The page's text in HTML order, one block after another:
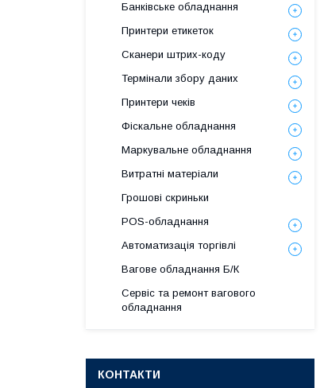
Банківське обладнання
Принтери етикеток
Сканери штрих-коду
Термінали збору даних
Принтери чеків
Фіскальне обладнання
Маркувальне обладнання
Витратні матеріали
Грошові скриньки
POS-обладнання
Автоматизація торгівлі
Вагове обладнання Б/К
Сервіс та ремонт вагового
обладнання
КОНТАКТИ